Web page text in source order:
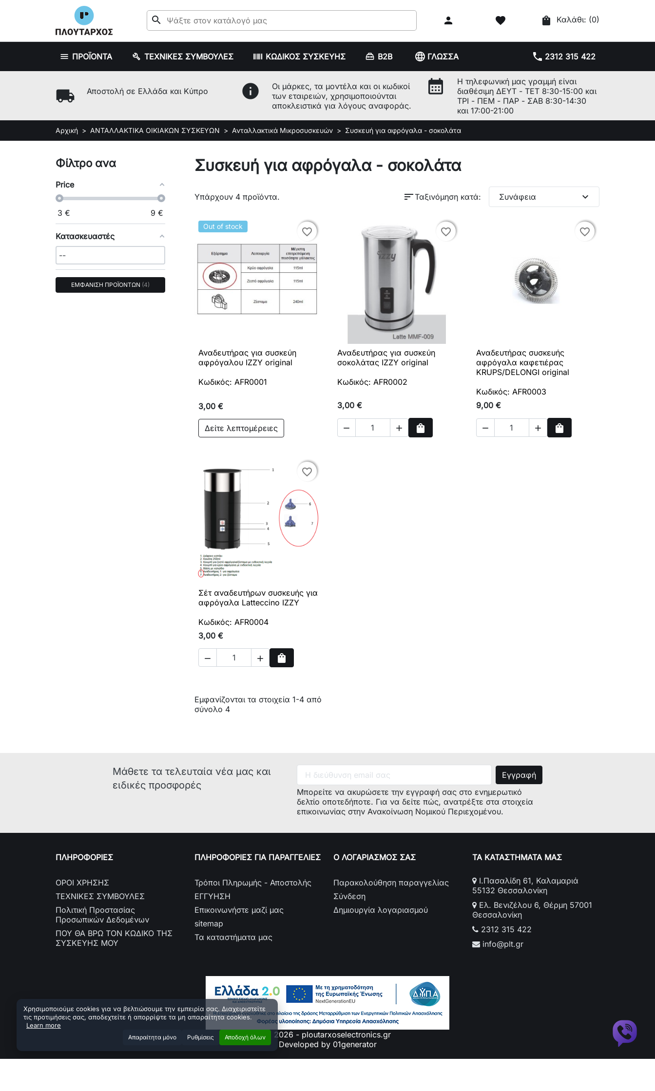
search  favorite shopping_bag Καλάθι: (0)
ΠΡΟΪΟΝΤΑ ΤΕΧΝΙΚΕΣ ΣΥΜΒΟΥΛΕΣ ΚΩΔΙΚΟΣ ΣΥΣΚΕΥΗΣ B2B phone 2312 315 422
language ΓΛΩΣΣΑ
local_shipping Αποστολή σε Ελλάδα και Κύπρο info
Οι μάρκες, τα μοντέλα και οι κωδικοί
των εταιρειών, χρησιμοποιούνται
αποκλειστικά για λόγους αναφοράς.
calendar_month
Η τηλεφωνική μας γραμμή είναι
διαθέσιμη ΔΕΥΤ - ΤΕΤ 8:30-15:00 και
ΤΡΙ - ΠΕΜ - ΠΑΡ - ΣΑΒ 8:30-14:30
και 17:00-21:00
Αρχική ΑΝΤΑΛΛΑΚΤΙΚΑ ΟΙΚΙΑΚΩΝ ΣΥΣΚΕΥΩΝ Ανταλλακτικά Μικροσυσκευών Συσκευή για αφρόγαλα - σοκολάτα
Φίλτρο ανα
Price
3 € 9 €
Κατασκευαστές
ΕΜΦΑΝΙΣΗ ΠΡΟΪΟΝΤΩΝ 4
Συσκευή για αφρόγαλα - σοκολάτα
Υπάρχουν 4 προϊόντα. sortΤαξινόμηση κατά: Συνάφεια expand_more
Out of stock favorite_border
favorite_border
 Γρήγορη προβολή
Αναδευτήρας για συσκεύη
αφρόγαλου IZZY original
Κωδικός: AFR0001
3,00 €
Δείτε λεπτομέρειες
favorite_border
favorite_border
 Γρήγορη προβολή
Αναδευτήρας για συσκεύη
σοκολάτας IZZY original
Κωδικός: AFR0002
3,00 €
  shopping_bag
Αγορά
favorite_border
favorite_border
 Γρήγορη προβολή
Αναδευτήρας συσκευής
αφρόγαλα καφετιέρας
KRUPS/DELONGI original
Κωδικός: AFR0003
9,00 €
  shopping_bag
Αγορά
favorite_border
favorite_border
 Γρήγορη προβολή
Σέτ αναδευτήρων συσκευής για
αφρόγαλα Latteccino IZZY
Κωδικός: AFR0004
3,00 €
  shopping_bag
Αγορά
Εμφανίζονται τα στοιχεία 1-4 από
σύνολο 4
Μάθετε τα τελευταία νέα μας και
ειδικές προσφορές
Μπορείτε να ακυρώσετε την εγγραφή σας στο ενημερωτικό
δελτίο οποτεδήποτε. Για να δείτε πώς, ανατρέξτε στα στοιχεία
επικοινωνίας στην Ανακοίνωση Νομικού Περιεχομένου.
ΠΛΗΡΟΦΟΡΙΕΣ
ΟΡΟΙ ΧΡΗΣΗΣ
ΤΕΧΝΙΚΕΣ ΣΥΜΒΟΥΛΕΣ
Πολιτική Προστασίας
Προσωπικών Δεδομένων
ΠΟΥ ΘΑ ΒΡΩ ΤΟΝ ΚΩΔΙΚΟ ΤΗΣ
ΣΥΣΚΕΥΗΣ ΜΟΥ
ΠΛΗΡΟΦΟΡΙΕΣ ΓΙΑ ΠΑΡΑΓΓΕΛΙΕΣ
Τρόποι Πληρωμής - Αποστολής
ΕΓΓΥΗΣΗ
Επικοινωνήστε μαζί μας
sitemap
Τα καταστήματα μας
Ο ΛΟΓΑΡΙΑΣΜΟΣ ΣΑΣ
Παρακολούθηση παραγγελίας
Σύνδεση
Δημιουργία λογαριασμού
ΤΑ ΚΑΤΑΣΤΗΜΑΤΑ ΜΑΣ
Ι.Πασαλίδη 61, Καλαμαριά
55132 Θεσσαλονίκη
Ελ. Βενιζέλου 6, Θέρμη 57001
Θεσσαλονίκη
2312 315 422
info@plt.gr
Χρησιμοποιούμε cookies για να βελτιώσουμε την εμπειρία σας. Διαχειριστείτε
τις προτιμήσεις σας, αποδεχτείτε ή απορρίψτε τα μη απαραίτητα cookies.
Learn more
Aπαραίτητα μόνο Ρυθμίσεις Αποδοχή όλων© 2026 - ploutarxoselectronics.gr
Developed by 01generator